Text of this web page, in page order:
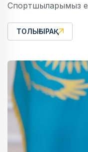
Спортшыларымыз
ТОЛЫҒЫРАҚ